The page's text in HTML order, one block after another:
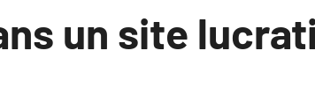
un site